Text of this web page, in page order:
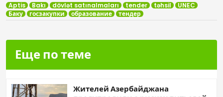
Aptis
Bakı dövlət satınalmaları tender təhsil
UNEC
Баку
госзакупки образование тендер
Еще по теме
Жителей Азербайджана